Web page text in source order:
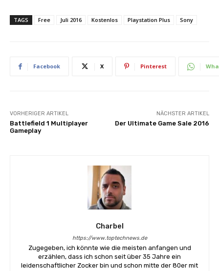
TAGS Free Juli 2016 Kostenlos Playstation Plus Sony
Facebook X Pinterest
VORHERIGER ARTIKEL
Battlefield 1 Multiplayer
Gameplay
NÄCHSTER ARTIKEL
Der Ultimate Game Sale 2016
Charbel
https://www.toptechnews.de
Zugegeben, ich könnte wie die meisten anfangen und
erzählen, dass ich schon seit über 35 Jahre ein
leidenschaftlicher Zocker bin und schon mitte der 80er mit